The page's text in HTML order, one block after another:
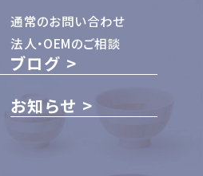
通常のお問い合わせ
法人・OEMのご相談
ブログ
お知らせ